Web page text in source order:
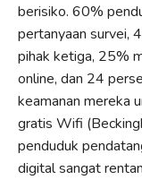
berisiko. 60%
pertanyaan survei,
pihak ketiga, 25%
online, dan 24
keamanan mereka
gratis Wifi
penduduk
digital sangat